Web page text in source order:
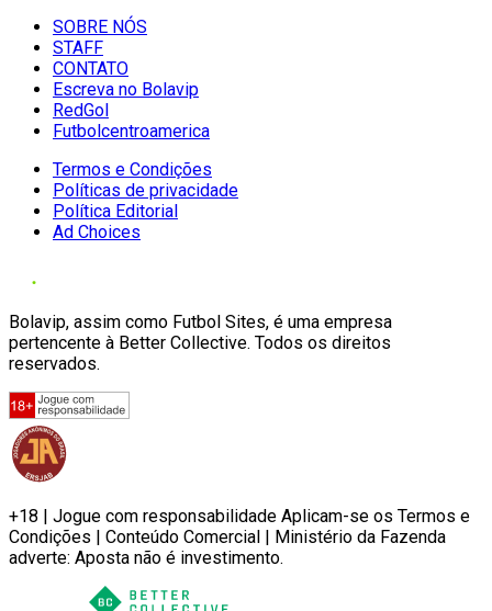
SOBRE NÓS
STAFF
CONTATO
Escreva no Bolavip
RedGol
Futbolcentroamerica
Termos e Condições
Políticas de privacidade
Política Editorial
Ad Choices
Bolavip, assim como Futbol Sites, é uma empresa
pertencente à Better Collective. Todos os direitos
reservados.
+18 | Jogue com responsabilidade Aplicam-se os Termos e
Condições | Conteúdo Comercial | Ministério da Fazenda
adverte: Aposta não é investimento.